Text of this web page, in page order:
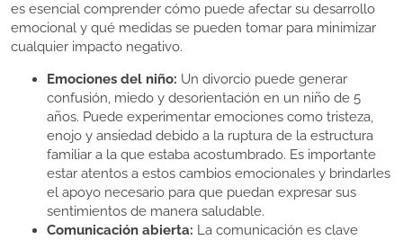
es esencial comprender cómo puede afectar su desarrollo
emocional y qué medidas se pueden tomar para minimizar
cualquier impacto negativo.
Emociones del niño: Un divorcio puede generar
confusión, miedo y desorientación en un niño de 5
años. Puede experimentar emociones como tristeza,
enojo y ansiedad debido a la ruptura de la estructura
familiar a la que estaba acostumbrado. Es importante
estar atentos a estos cambios emocionales y brindarles
el apoyo necesario para que puedan expresar sus
sentimientos de manera saludable.
Comunicación abierta: La comunicación es clave